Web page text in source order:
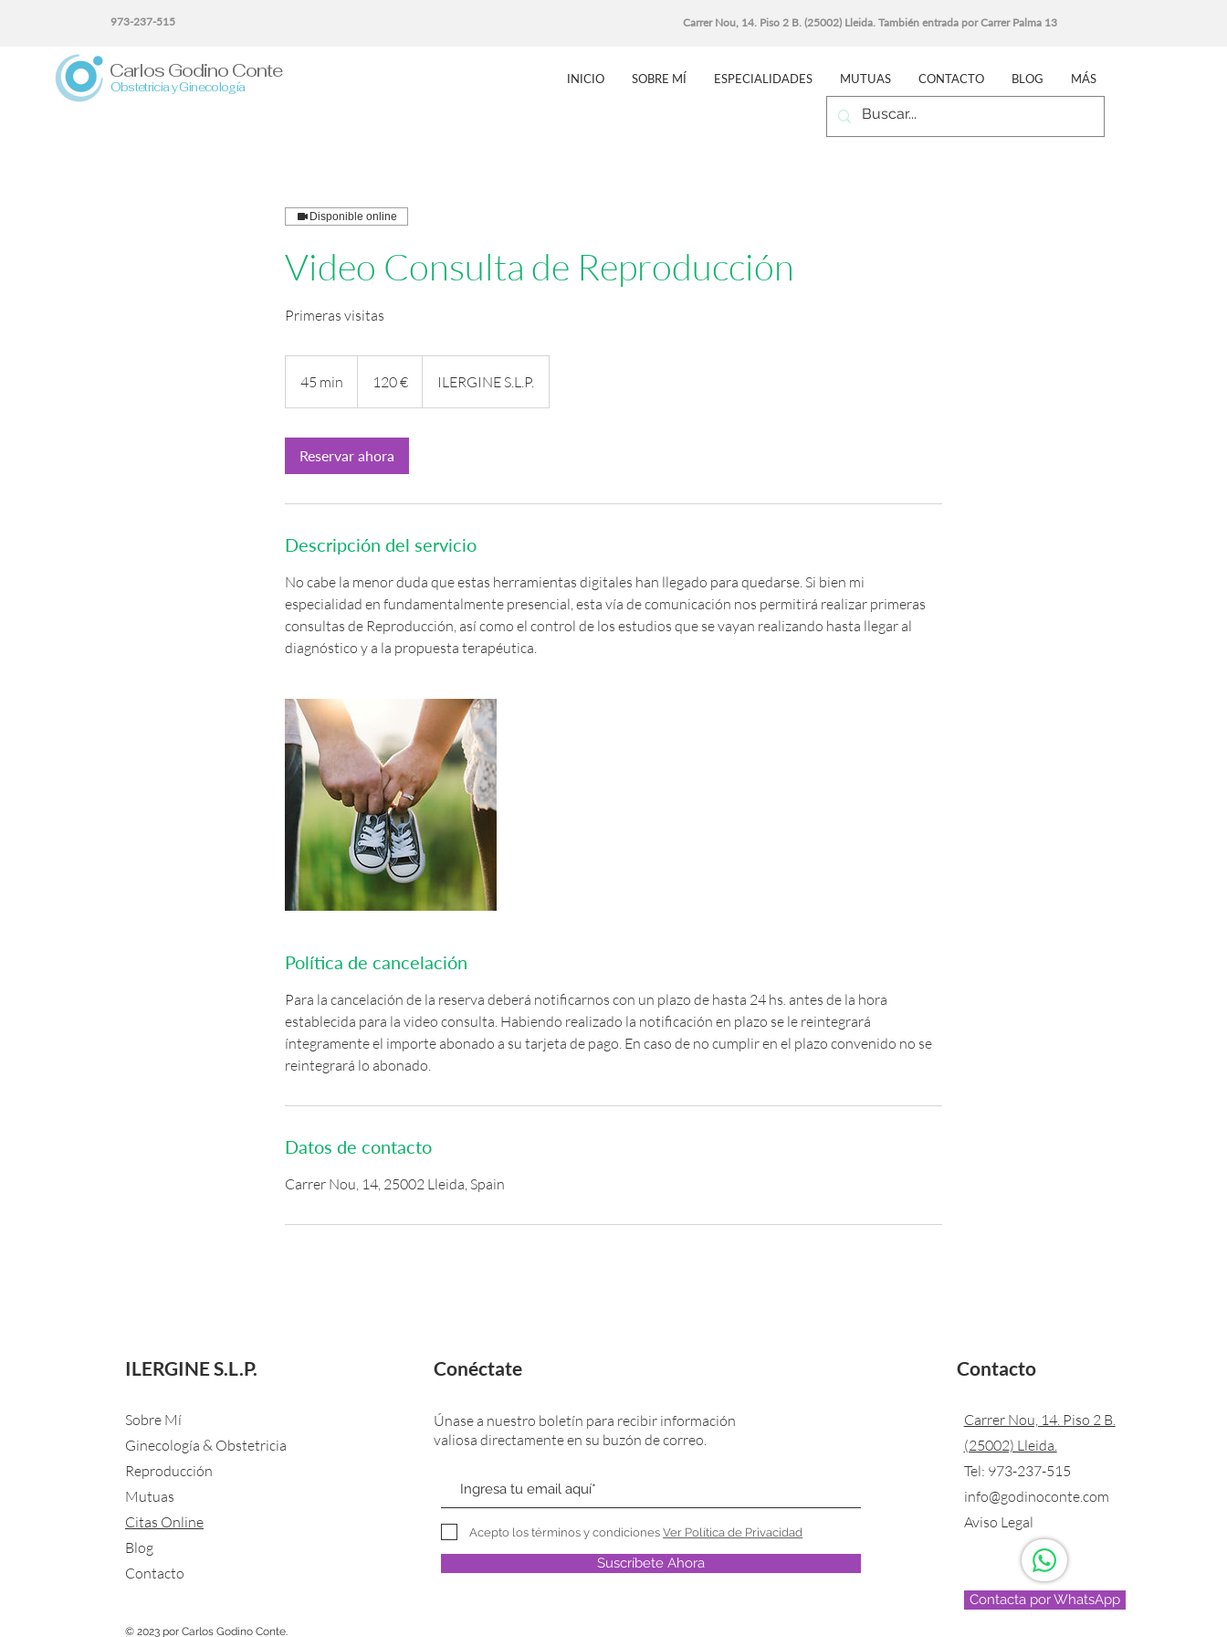
973-237-515 Carrer Nou, 14. Piso 2 B. (25002) Lleida. También entrada por Carrer Palma 13
Carlos Godino Conte
Obstetricia y Ginecología
INICIO SOBRE MÍ ESPECIALIDADES MUTUAS CONTACTO BLOG MÁS
Disponible online
Video Consulta de Reproducción
Primeras visitas
45 min
5
i
120 € ILERGINE S.L.P.
Reservar ahora
Descripción del servicio
No cabe la menor duda que estas herramientas digitales han llegado para quedarse. Si bien mi
especialidad en fundamentalmente presencial, esta vía de comunicación nos permitirá realizar primeras
consultas de Reproducción, así como el control de los estudios que se vayan realizando hasta llegar al
diagnóstico y a la propuesta terapéutica.
Política de cancelación
Para la cancelación de la reserva deberá notificarnos con un plazo de hasta 24 hs. antes de la hora
establecida para la video consulta. Habiendo realizado la notificación en plazo se le reintegrará
íntegramente el importe abonado a su tarjeta de pago. En caso de no cumplir en el plazo convenido no se
reintegrará lo abonado.
Datos de contacto
Carrer Nou, 14, 25002 Lleida, Spain
ILERGINE S.L.P.
Sobre Mí
Ginecología & Obstetricia
Reproducción
Mutuas
Citas Online
Blog
Contacto
© 2023 por Carlos Godino Conte.
Conéctate
Únase a nuestro boletín para recibir información
valiosa directamente en su buzón de correo.
Acepto los términos y condiciones Ver Política de Privacidad
Suscríbete Ahora
Contacto
Carrer Nou, 14. Piso 2 B.
(25002) Lleida.
Tel: 973-237-515
info@godinoconte.com
Aviso Legal
Contacta por WhatsApp